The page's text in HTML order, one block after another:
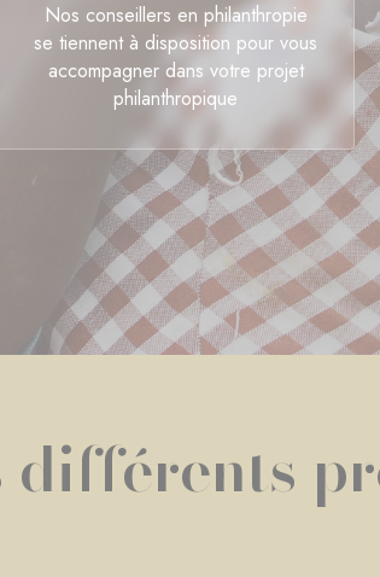
Nos conseillers en philanthropie
se tiennent à disposition pour vous
accompagner dans votre projet
philanthropique
différents